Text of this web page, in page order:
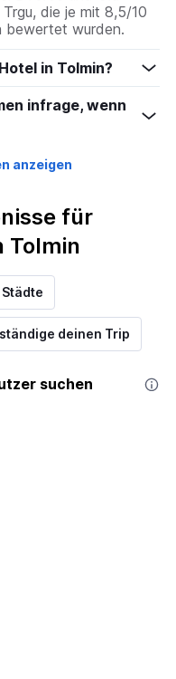
die je mit 8,5/10
bewertet wurden.
in Tolmin?
infrage, wenn
anzeigen
für
Tolmin
deinen Trip
suchen